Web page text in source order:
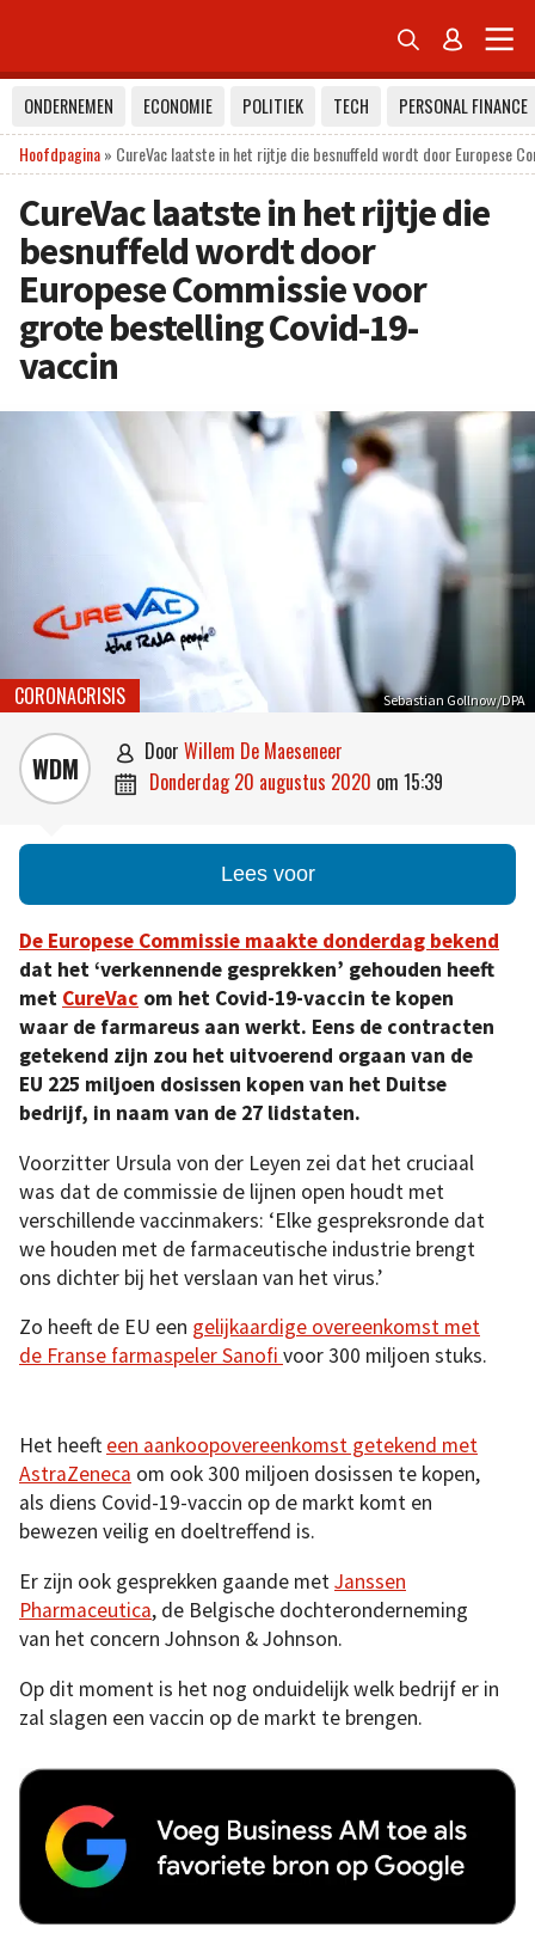
 
ONDERNEMEN ECONOMIE POLITIEK TECH
PERSONAL FINANCE
Hoofdpagina» CureVac laatste in het rijtje die besnuffeld wordt door Europese
CureVac laatste in het rijtje die
besnuffeld wordt door
Europese Commissie voor
grote bestelling Covid-19-
vaccin
Sebastian Gollnow/DPA
CORONACRISIS
WDM  door Willem De Maeseneer
 donderdag 20 augustus 2020 om 15:39
Lees voor
De Europese Commissie maakte donderdag bekend
dat het ‘verkennende gesprekken’ gehouden heeft
met CureVac om het Covid-19-vaccin te kopen
waar de farmareus aan werkt. Eens de contracten
getekend zijn zou het uitvoerend orgaan van de
EU 225 miljoen dosissen kopen van het Duitse
bedrijf, in naam van de 27 lidstaten.
Voorzitter Ursula von der Leyen zei dat het cruciaal
was dat de commissie de lijnen open houdt met
verschillende vaccinmakers: ‘Elke gespreksronde dat
we houden met de farmaceutische industrie brengt
ons dichter bij het verslaan van het virus.’
Zo heeft de EU een gelijkaardige overeenkomst met
de Franse farmaspeler Sanofi voor 300 miljoen stuks.
Het heeft een aankoopovereenkomst getekend met
AstraZeneca om ook 300 miljoen dosissen te kopen,
als diens Covid-19-vaccin op de markt komt en
bewezen veilig en doeltreffend is.
Er zijn ook gesprekken gaande metJanssen
Pharmaceutica, de Belgische dochteronderneming
van het concern Johnson & Johnson.
Op dit moment is het nog onduidelijk welk bedrijf er in
zal slagen een vaccin op de markt te brengen.